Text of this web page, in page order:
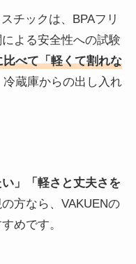
チックは、BPAフリ
よる安全性への試験
べて「軽くて割れな
蔵庫からの出し入れ
い」「軽さと丈夫さを
方なら、VAKUENの
めです。